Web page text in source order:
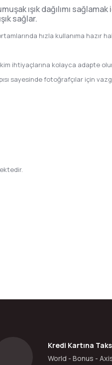
ışık dağılımı
sağlar.
hızla kullanıma hazır
ihtiyaçlarına kolayca adapte
sayesinde fotoğrafçılar için
Kredi Kartına
World - Bonus -